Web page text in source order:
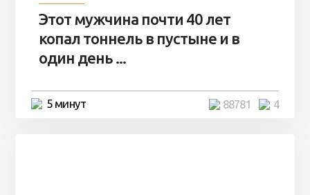
Этот мужчина почти 40 лет
копал тоннель в пустыне и в
один день ...
5 минут 4
88781